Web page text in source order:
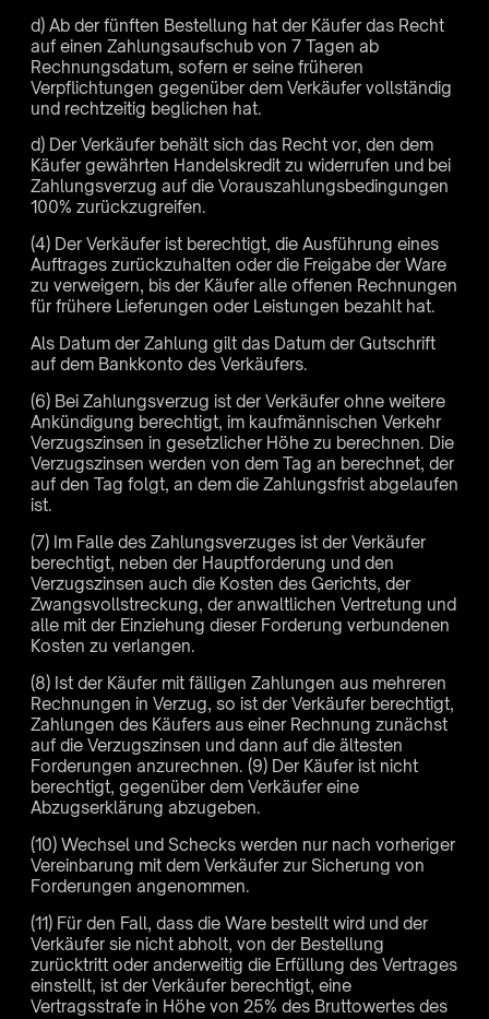
d) Ab der fünften Bestellung hat der Käufer das Recht
auf einen Zahlungsaufschub von 7 Tagen ab
Rechnungsdatum, sofern er seine früheren
Verpflichtungen gegenüber dem Verkäufer vollständig
und rechtzeitig beglichen hat.
d) Der Verkäufer behält sich das Recht vor, den dem
Käufer gewährten Handelskredit zu widerrufen und bei
Zahlungsverzug auf die Vorauszahlungsbedingungen
100% zurückzugreifen.
(4) Der Verkäufer ist berechtigt, die Ausführung eines
Auftrages zurückzuhalten oder die Freigabe der Ware
zu verweigern, bis der Käufer alle offenen Rechnungen
für frühere Lieferungen oder Leistungen bezahlt hat.
Als Datum der Zahlung gilt das Datum der Gutschrift
auf dem Bankkonto des Verkäufers.
(6) Bei Zahlungsverzug ist der Verkäufer ohne weitere
Ankündigung berechtigt, im kaufmännischen Verkehr
Verzugszinsen in gesetzlicher Höhe zu berechnen. Die
Verzugszinsen werden von dem Tag an berechnet, der
auf den Tag folgt, an dem die Zahlungsfrist abgelaufen
ist.
(7) Im Falle des Zahlungsverzuges ist der Verkäufer
berechtigt, neben der Hauptforderung und den
Verzugszinsen auch die Kosten des Gerichts, der
Zwangsvollstreckung, der anwaltlichen Vertretung und
alle mit der Einziehung dieser Forderung verbundenen
Kosten zu verlangen.
(8) Ist der Käufer mit fälligen Zahlungen aus mehreren
Rechnungen in Verzug, so ist der Verkäufer berechtigt,
Zahlungen des Käufers aus einer Rechnung zunächst
auf die Verzugszinsen und dann auf die ältesten
Forderungen anzurechnen. (9) Der Käufer ist nicht
berechtigt, gegenüber dem Verkäufer eine
Abzugserklärung abzugeben.
(10) Wechsel und Schecks werden nur nach vorheriger
Vereinbarung mit dem Verkäufer zur Sicherung von
Forderungen angenommen.
(11) Für den Fall, dass die Ware bestellt wird und der
Verkäufer sie nicht abholt, von der Bestellung
zurücktritt oder anderweitig die Erfüllung des Vertrages
einstellt, ist der Verkäufer berechtigt, eine
Vertragsstrafe in Höhe von 25% des Bruttowertes des